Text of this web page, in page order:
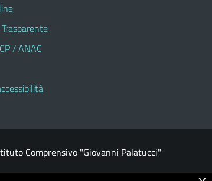
/ ANAC
Comprensivo "Giovanni Palatucci"